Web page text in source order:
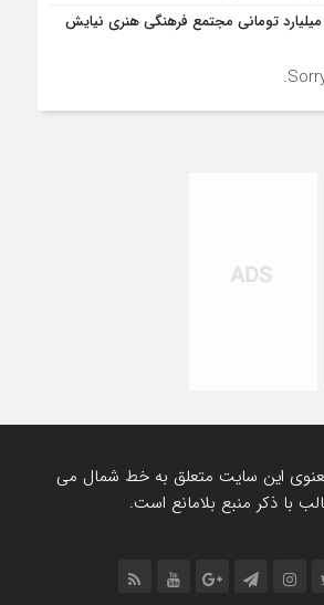
تومانی مجتمع فرهنگی هنری نیایش
این سایت متعلق به خط شمال می
با ذکر منبع بلامانع است.